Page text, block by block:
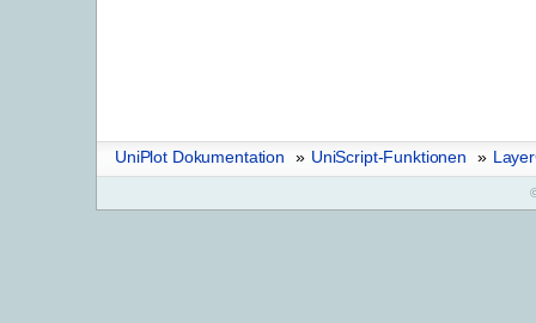
UniPlot Dokumentation » UniScript-Funktionen »